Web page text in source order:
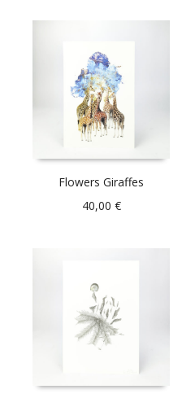
Flowers Giraffes
40,00 €